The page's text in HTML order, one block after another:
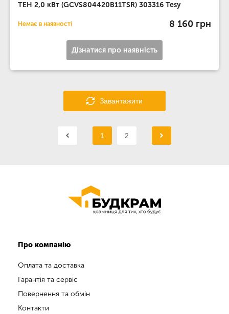
ТЕН 2,0 кВт (GCVS804420B11TSR) 303316 Tesy
Немає в наявності 8 160 грн
Дізнатися про наявність
Завантажити
1 2
Про компанію
Оплата та доставка
Гарантія та сервіс
Повернення та обмін
Контакти